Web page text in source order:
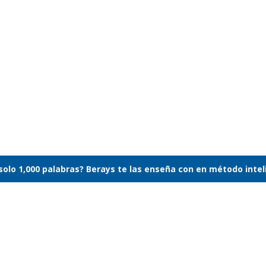
1,000 palabras? Berays te las enseña con en método